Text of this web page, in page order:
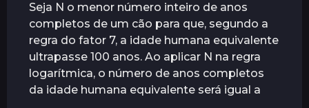
Seja N o menor número inteiro de anos
completos de um cão para que, segundo a
regra do fator 7, a idade humana equivalente
ultrapasse 100 anos. Ao aplicar N na regra
logarítmica, o número de anos completos
da idade humana equivalente será igual a